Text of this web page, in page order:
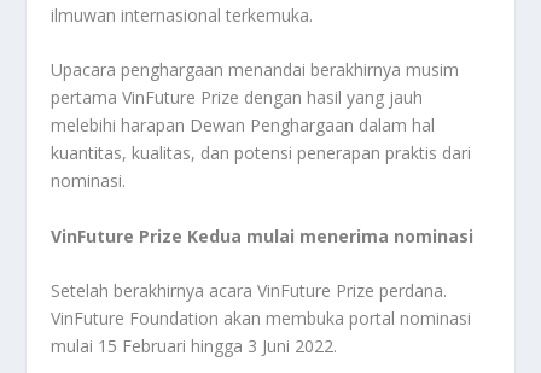
ilmuwan internasional terkemuka.
Upacara penghargaan menandai berakhirnya musim
pertama VinFuture Prize dengan hasil yang jauh
melebihi harapan Dewan Penghargaan dalam hal
kuantitas, kualitas, dan potensi penerapan praktis dari
nominasi.
VinFuture Prize Kedua mulai menerima nominasi
Setelah berakhirnya acara VinFuture Prize perdana.
VinFuture Foundation akan membuka portal nominasi
mulai 15 Februari hingga 3 Juni 2022.